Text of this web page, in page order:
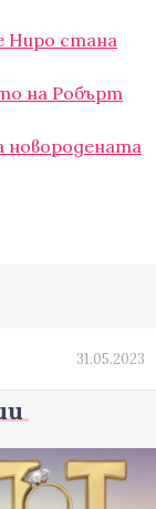
Ниро стана
на Робърт
новородената
31.05.2023